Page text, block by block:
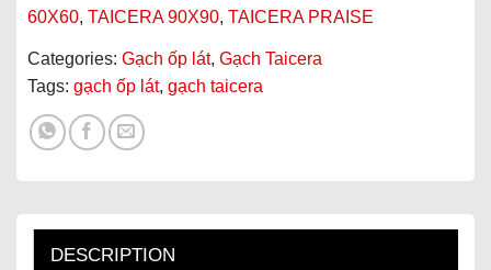
60X60, TAICERA 90X90, TAICERA PRAISE
Categories: Gạch ốp lát, Gạch Taicera
Tags: gạch ốp lát, gạch taicera
DESCRIPTION